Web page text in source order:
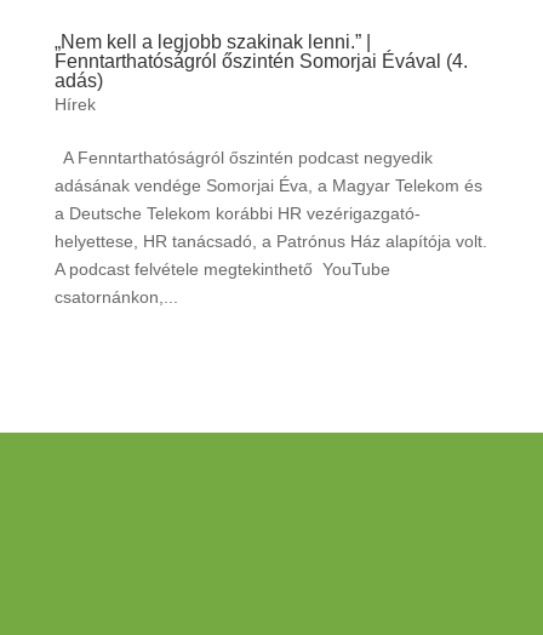
„Nem kell a legjobb szakinak lenni.” |
Fenntarthatóságról őszintén Somorjai Évával (4.
adás)
Hírek
A Fenntarthatóságról őszintén podcast negyedik
adásának vendége Somorjai Éva, a Magyar Telekom és
a Deutsche Telekom korábbi HR vezérigazgató-
helyettese, HR tanácsadó, a Patrónus Ház alapítója volt.
A podcast felvétele megtekinthető YouTube
csatornánkon,...